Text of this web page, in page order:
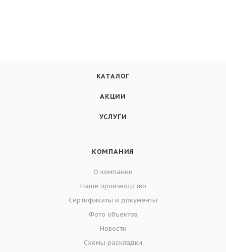
КАТАЛОГ
АКЦИИ
УСЛУГИ
КОМПАНИЯ
О компании
Наше производство
Сертификаты и документы
Фото объектов
Новости
Схемы раскладки